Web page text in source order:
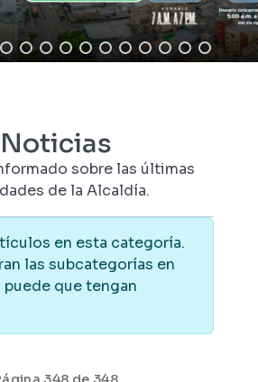
Noticias
sobre las últimas
de la Alcaldía.
en esta categoría.
las subcategorías en
puede que tengan